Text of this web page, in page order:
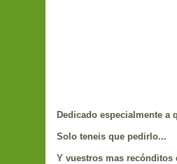
Dedicado especialmente a
Solo teneis que pedirlo...
Y vuestros mas recónditos